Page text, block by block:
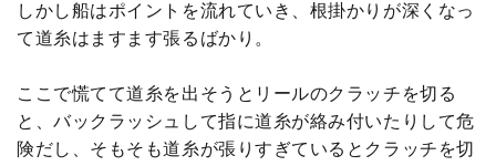
しかし船はポイントを流れていき、根掛かりが深くなっ
て道糸はますます張るばかり。
ここで慌てて道糸を出そうとリールのクラッチを切る
と、バックラッシュして指に道糸が絡み付いたりして危
険だし、そもそも道糸が張りすぎているとクラッチを切